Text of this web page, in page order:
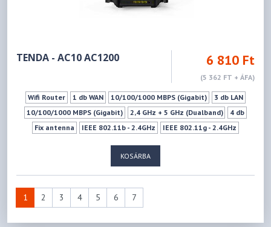
TENDA - AC10 AC1200 6 810 Ft
(5 362 FT + ÁFA)
Wifi Router 1 db WAN 10/100/1000 MBPS (Gigabit)
3 db LAN
10/100/1000 MBPS (Gigabit)
2,4 GHz + 5 GHz (Dualband)
4 db
Fix antenna
IEEE 802.11b - 2.4GHz
IEEE 802.11g - 2.4GHz
300Mbps
KOSÁRBA
1 2 3 4 5 6 7